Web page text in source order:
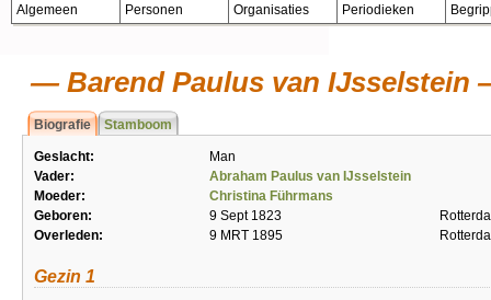
Algemeen Personen Organisaties Periodieken
Barend Paulus van IJsselstein
Biografie Stamboom
Geslacht:
Man
Vader:
Abraham Paulus van IJsselstein
Moeder:
Christina Führmans
Geboren:
9 Sept 1823
Overleden:
9 MRT 1895
Gezin 1